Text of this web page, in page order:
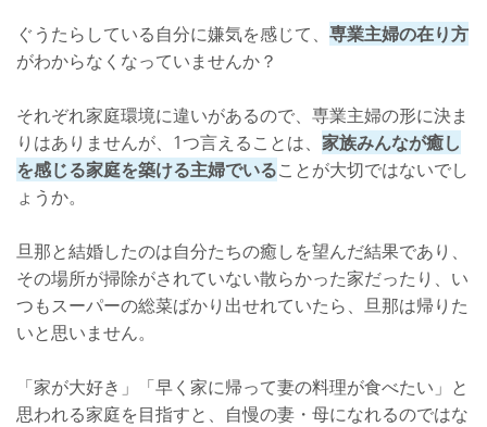
ぐうたらしている自分に嫌気を感じて、 専業主婦の在り方
がわからなくなっていませんか？
それぞれ家庭環境に違いがあるので、専業主婦の形に決ま
りはありませんが、1つ言えることは、 家族みんなが癒し
を感じる家庭を築ける主婦でいることが大切ではないでし
ょうか。
旦那と結婚したのは自分たちの癒しを望んだ結果であり、
その場所が掃除がされていない散らかった家だったり、い
つもスーパーの総菜ばかり出せれていたら、旦那は帰りた
いと思いません。
「家が大好き」「早く家に帰って妻の料理が食べたい」と
思われる家庭を目指すと、自慢の妻・母になれるのではな